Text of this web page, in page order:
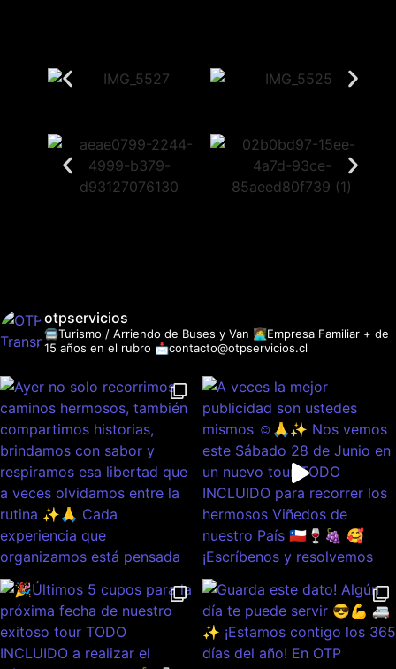
otpservicios
🚍Turismo / Arriendo de Buses y Van 👩‍💻Empresa Familiar + de
15 años en el rubro 📩contacto@otpservicios.cl